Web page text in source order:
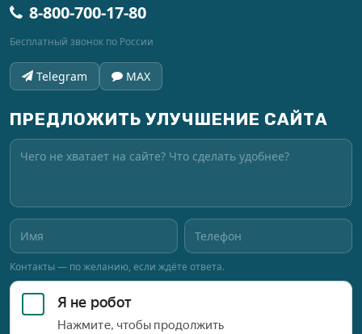
8-800-700-17-80
Бесплатный звонок по России
Telegram MAX
ПРЕДЛОЖИТЬ УЛУЧШЕНИЕ САЙТА
Контакты — по желанию, если ждёте ответа.